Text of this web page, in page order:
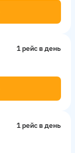
1 рейс в день
1 рейс в день